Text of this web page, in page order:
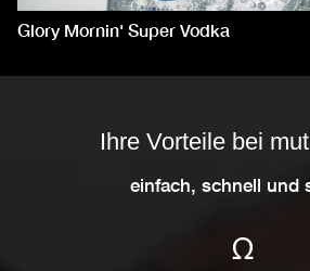
Glory Mornin' Super Vodka
Ihre Vorteile bei
einfach, schnell und